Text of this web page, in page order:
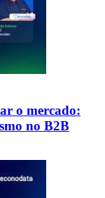
o mercado:
no B2B